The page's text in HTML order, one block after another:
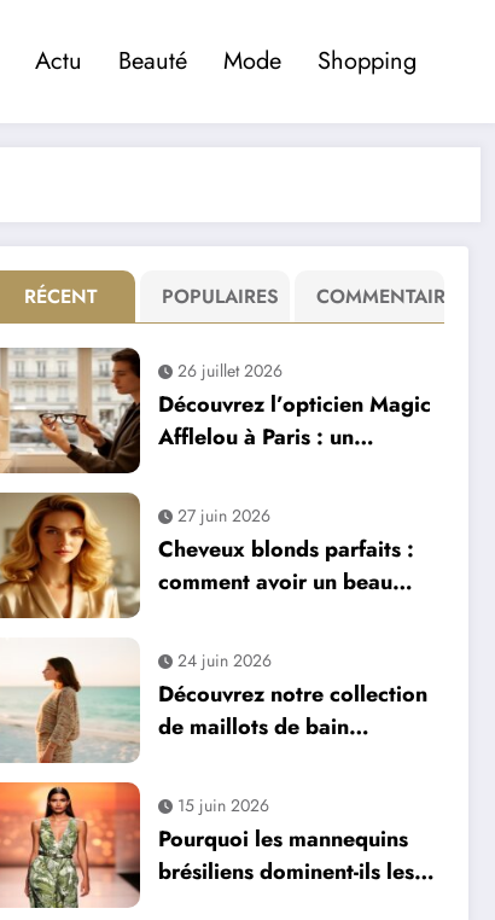
Actu Beauté Mode Shopping
RÉCENT POPULAIRES COMMENTAIRE
26 juillet 2026
Découvrez l’opticien Magic
Afflelou à Paris : un
santé visuelle
27 juin 2026
Cheveux blonds parfaits :
comment avoir un beau
professionnel
24 juin 2026
Découvrez notre collection
de maillots de bain
responsables pour femmes
15 juin 2026
Pourquoi les mannequins
brésiliens dominent-ils les